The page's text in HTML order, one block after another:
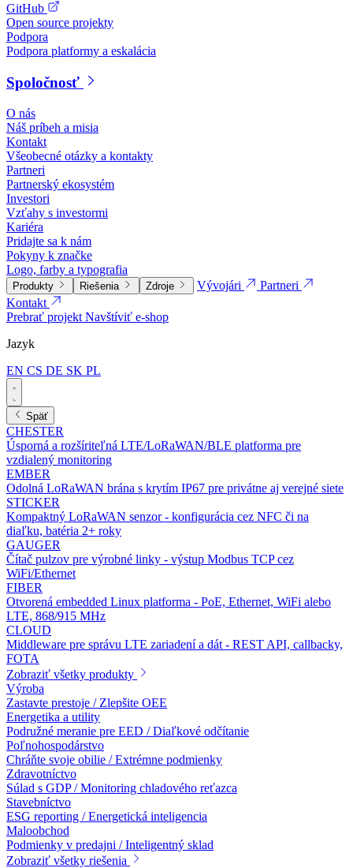
GitHub
Open source projekty
Podpora
Podpora platformy a eskalácia
Spoločnosť
O nás
Náš príbeh a misia
Kontakt
Všeobecné otázky a kontakty
Partneri
Partnerský ekosystém
Investori
Vzťahy s investormi
Kariéra
Pridajte sa k nám
Pokyny k značke
Logo, farby a typografia
Produkty Riešenia Zdroje Vývojári
Partneri
Kontakt
Prebrať projektNavštíviť e-shop
Jazyk
EN CS DE SK PL
Späť
CHESTER
Úsporná a rozšíriteľná LTE/LoRaWAN/BLE platforma pre
vzdialený monitoring
EMBER
Odolná LoRaWAN brána s krytím IP67 pre privátne aj verejné siete
STICKER
Kompaktný LoRaWAN senzor - konfigurácia cez NFC či na
diaľku, batéria 2+ roky
GAUGER
Čítač pulzov pre výrobné linky - výstup Modbus TCP cez
WiFi/Ethernet
FIBER
Otvorená embedded Linux platforma - PoE, Ethernet, WiFi alebo
LTE, 868/915 MHz
CLOUD
Middleware pre správu LTE zariadení a dát - REST API, callbacky,
FOTA
Zobraziť všetky produkty
Výroba
Zastavte prestoje / Zlepšite OEE
Energetika a utility
Podružné meranie pre EED / Diaľkové odčítanie
Poľnohospodárstvo
Chráňte svoje obilie / Extrémne podmienky
Zdravotníctvo
Súlad s GDP / Monitoring chladového reťazca
Stavebníctvo
ESG reporting / Energetická inteligencia
Maloobchod
Podmienky v predajni / Inteligentný sklad
Zobraziť všetky riešenia